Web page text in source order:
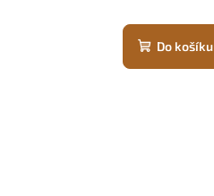
Do košíku